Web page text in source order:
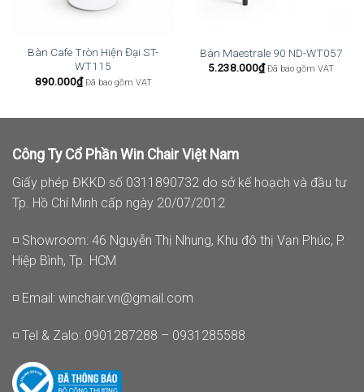
Bàn Cafe Tròn Hiện Đại ST-
WT115
890.000₫ Đã bao gồm VAT
Bàn Maestrale 90 ND-WT057
5.238.000₫ Đã bao gồm VAT
Công Ty Cổ Phần Win Chair Việt Nam
Giấy phép ĐKKD số 0311890732 do sở kế hoạch và đầu tư
Tp. Hồ Chí Minh cấp ngày 20/07/2012
◽ Showroom: 46 Nguyễn Thị Nhung, Khu đô thị Vạn Phúc, P.
Hiệp Bình, Tp. HCM
◽ Email: winchair.vn@gmail.com
◽ Tel & Zalo: 0901287288 – 0931285588